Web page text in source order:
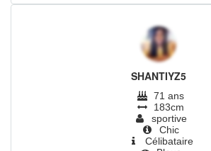
SHANTIYZ5
71 ans
183cm
sportive
Chic
Célibataire